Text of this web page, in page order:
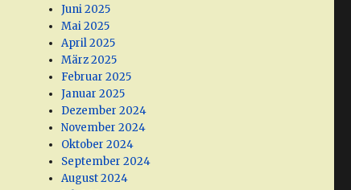
Juni 2025
Mai 2025
April 2025
März 2025
Februar 2025
Januar 2025
Dezember 2024
November 2024
Oktober 2024
September 2024
August 2024